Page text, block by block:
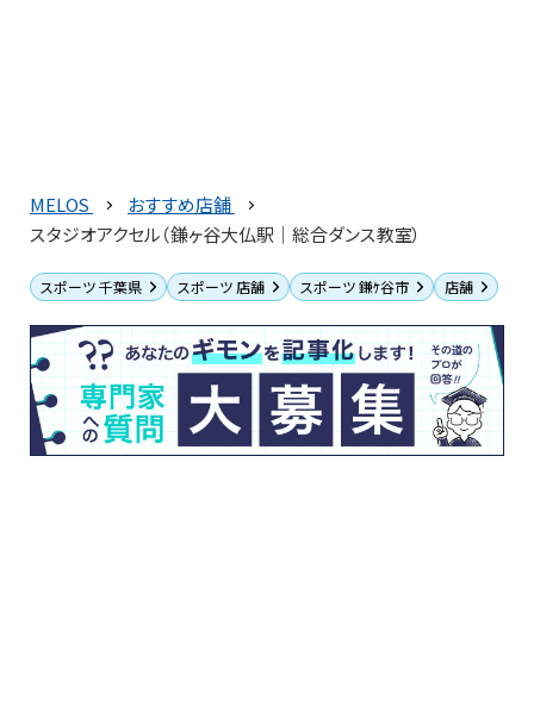
MELOS
おすすめ店舗
スタジオアクセル（鎌ヶ谷大仏駅｜総合ダンス教室）
スポーツ 千葉県 スポーツ 店舗 スポーツ 鎌ｹ谷市 店舗